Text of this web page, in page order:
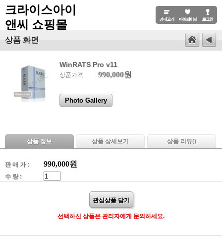
크라이스아이
앤씨 쇼핑몰
상품 화면
WinRATS Pro v11
상품가격 990,000원
Photo Gallery
상품 정보 상품 상세보기 상품 리뷰()
판 매 가 : 990,000원
수 량 :
관심상품 담기
선택하신 상품은 관리자에게 문의하세요.